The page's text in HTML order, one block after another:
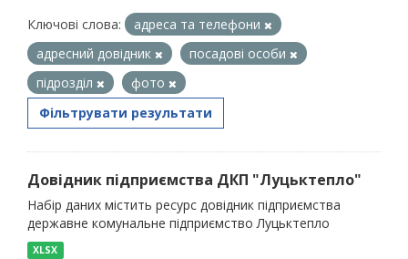
Ключові слова:
адреса та телефони
адресний довідник
посадові особи
підрозділ
фото
Фільтрувати результати
Довідник підприємства ДКП "Луцьктепло"
Набір даних містить ресурс довідник підприємства
державне комунальне підприємство Луцьктепло
XLSX